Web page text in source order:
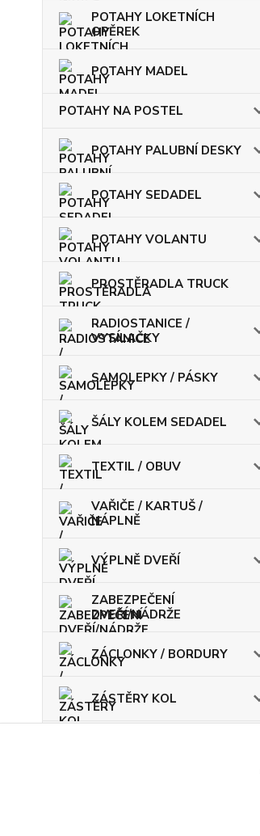
POTAHY LOKETNÍCH
OPĚREK
POTAHY MADEL
POTAHY NA POSTEL
POTAHY PALUBNÍ DESKY
POTAHY SEDADEL
POTAHY VOLANTU
PROSTĚRADLA TRUCK
RADIOSTANICE /
VYSÍLAČKY
SAMOLEPKY / PÁSKY
ŠÁLY KOLEM SEDADEL
TEXTIL / OBUV
VAŘIČE / KARTUŠ /
NÁPLNĚ
VÝPLNĚ DVEŘÍ
ZABEZPEČENÍ
DVEŘÍ/NÁDRŽE
ZÁCLONKY / BORDURY
ZÁSTĚRY KOL